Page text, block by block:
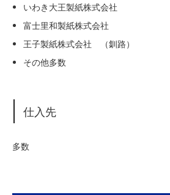
いわき大王製紙株式会社
富士里和製紙株式会社
王子製紙株式会社 （釧路）
その他多数
仕入先
多数